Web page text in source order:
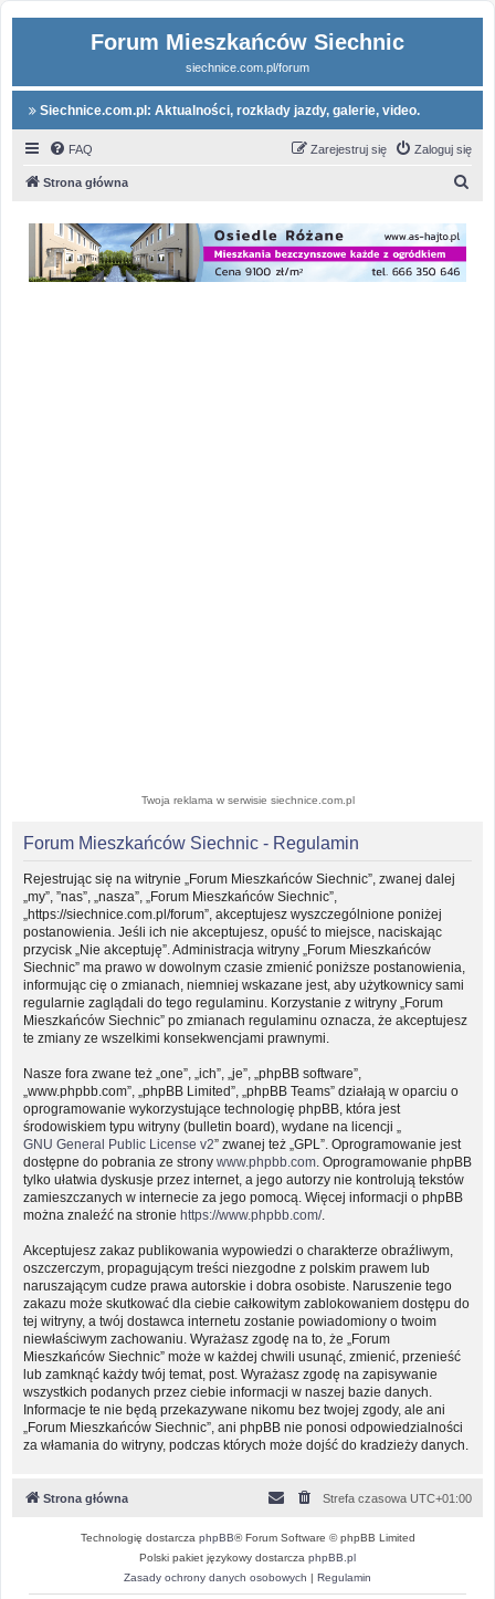
Forum Mieszkańców Siechnic
siechnice.com.pl/forum
Siechnice.com.pl: Aktualności, rozkłady jazdy, galerie, video.
FAQ Zaloguj się
Zarejestruj się
Strona główna
Twoja reklama w serwisie siechnice.com.pl
Forum Mieszkańców Siechnic - Regulamin
Rejestrując się na witrynie „Forum Mieszkańców Siechnic”, zwanej dalej
„my”, ”nas”, „nasza”, „Forum Mieszkańców Siechnic”,
„https://siechnice.com.pl/forum”, akceptujesz wyszczególnione poniżej
postanowienia. Jeśli ich nie akceptujesz, opuść to miejsce, naciskając
przycisk „Nie akceptuję”. Administracja witryny „Forum Mieszkańców
Siechnic” ma prawo w dowolnym czasie zmienić poniższe postanowienia,
informując cię o zmianach, niemniej wskazane jest, aby użytkownicy sami
regularnie zaglądali do tego regulaminu. Korzystanie z witryny „Forum
Mieszkańców Siechnic” po zmianach regulaminu oznacza, że akceptujesz
te zmiany ze wszelkimi konsekwencjami prawnymi.
Nasze fora zwane też „one”, „ich”, „je”, „phpBB software”,
„www.phpbb.com”, „phpBB Limited”, „phpBB Teams” działają w oparciu o
oprogramowanie wykorzystujące technologię phpBB, która jest
środowiskiem typu witryny (bulletin board), wydane na licencji „
GNU General Public License v2” zwanej też „GPL”. Oprogramowanie jest
dostępne do pobrania ze strony www.phpbb.com . Oprogramowanie phpBB
tylko ułatwia dyskusje przez internet, a jego autorzy nie kontrolują tekstów
zamieszczanych w internecie za jego pomocą. Więcej informacji o phpBB
można znaleźć na stronie https://www.phpbb.com/.
Akceptujesz zakaz publikowania wypowiedzi o charakterze obraźliwym,
oszczerczym, propagującym treści niezgodne z polskim prawem lub
naruszającym cudze prawa autorskie i dobra osobiste. Naruszenie tego
zakazu może skutkować dla ciebie całkowitym zablokowaniem dostępu do
tej witryny, a twój dostawca internetu zostanie powiadomiony o twoim
niewłaściwym zachowaniu. Wyrażasz zgodę na to, że „Forum
Mieszkańców Siechnic” może w każdej chwili usunąć, zmienić, przenieść
lub zamknąć każdy twój temat, post. Wyrażasz zgodę na zapisywanie
wszystkich podanych przez ciebie informacji w naszej bazie danych.
Informacje te nie będą przekazywane nikomu bez twojej zgody, ale ani
„Forum Mieszkańców Siechnic”, ani phpBB nie ponosi odpowiedzialności
za włamania do witryny, podczas których może dojść do kradzieży danych.
Strona główna Strefa czasowa UTC+01:00
Technologię dostarcza phpBB® Forum Software © phpBB Limited
Polski pakiet językowy dostarcza phpBB.pl
Zasady ochrony danych osobowych | Regulamin